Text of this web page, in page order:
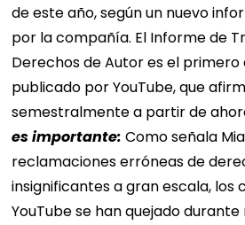
de este año, según un nuevo
por la compañía. El Informe de
Derechos de Autor es el
publicado por YouTube, que
semestralmente a partir de
es importante:Como señala
reclamaciones erróneas de
insignificantes a gran escala, los
YouTube se han quejado